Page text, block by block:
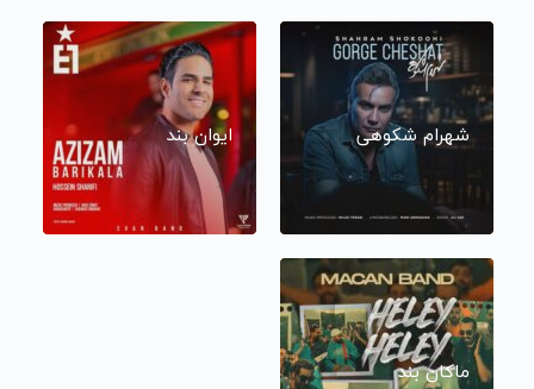
شهرام شکوهی ایوان بند
ماکان بند